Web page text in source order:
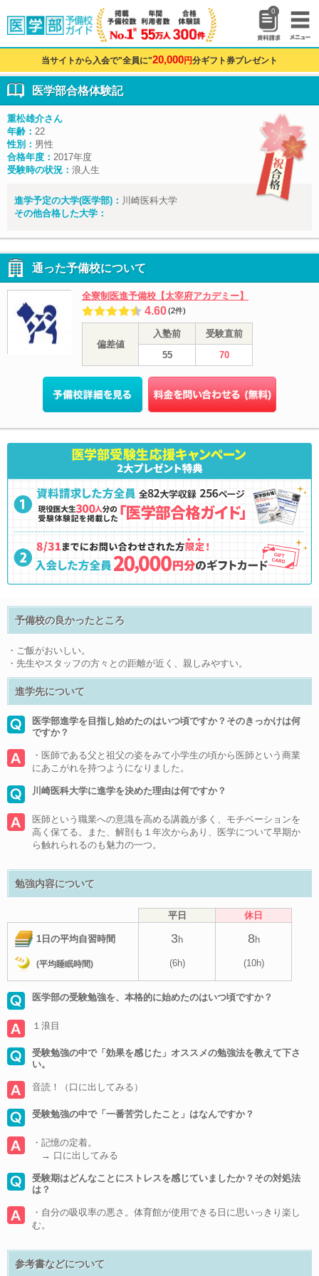
0
当サイトから入会で"全員に"20,000円分ギフト券プレゼント
医学部合格体験記
重松雄介さん
年齢： 22
性別： 男性
合格年度： 2017年度
受験時の状況： 浪人生
進学予定の大学(医学部)： 川崎医科大学
その他合格した大学：
通った予備校について
全寮制医進予備校【太宰府アカデミー】
4.60(2件)
偏差値
入塾前
受験直前
55
70
予備校の良かったところ
・ご飯がおいしい。
・先生やスタッフの方々との距離が近く、親しみやすい。
進学先について
医学部進学を目指し始めたのはいつ頃ですか？そのきっかけは何
ですか？
・医師である父と祖父の姿をみて小学生の頃から医師という商業
にあこがれを持つようになりました。
川崎医科大学に進学を決めた理由は何ですか？
医師という職業への意識を高める講義が多く、モチベーションを
高く保てる。また、解剖も１年次からあり、医学について早期か
ら触れられるのも魅力の一つ。
勉強内容について
平日 休日
1日の平均自習時間 3h 8h
(平均睡眠時間) (6h) (10h)
医学部の受験勉強を、本格的に始めたのはいつ頃ですか？
１浪目
受験勉強の中で「効果を感じた」オススメの勉強法を教えて下さ
い。
音読！（口に出してみる）
受験勉強の中で「一番苦労したこと」はなんですか？
・記憶の定着。
→ 口に出してみる
受験期はどんなことにストレスを感じていましたか？その対処法
は？
・自分の吸収率の悪さ。体育館が使用できる日に思いっきり楽し
む。
参考書などについて